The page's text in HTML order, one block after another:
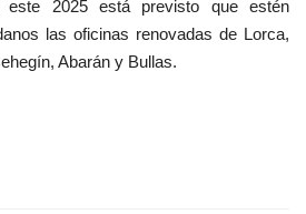
2025 está previsto que estén
las oficinas renovadas de Lorca,
Abarán y Bullas.